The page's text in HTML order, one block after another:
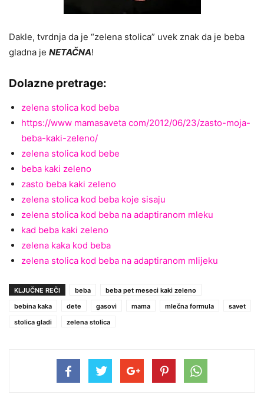
Dakle, tvrdnja da je “zelena stolica” uvek znak da je beba
gladna je NETAČNA!
Dolazne pretrage:
zelena stolica kod beba
https://www mamasaveta com/2012/06/23/zasto-moja-
beba-kaki-zeleno/
zelena stolica kod bebe
beba kaki zeleno
zasto beba kaki zeleno
zelena stolica kod beba koje sisaju
zelena stolica kod beba na adaptiranom mleku
kad beba kaki zeleno
zelena kaka kod beba
zelena stolica kod beba na adaptiranom mlijeku
KLJUČNE REČI beba
beba pet meseci kaki zeleno
bebina kaka
dete gasovi mama mlečna formula
savet
stolica gladi
zelena stolica